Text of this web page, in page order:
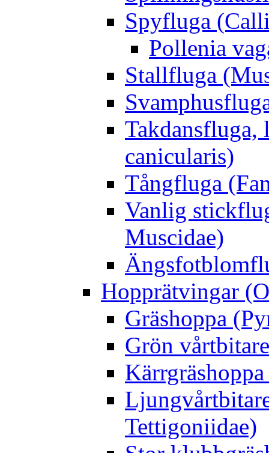
Spyfluga
Pollenia
Stallfluga
Takdansfluga,
canicularis)
Tångfluga
Vanlig
Muscidae)
Hopprätvingar
Gräshoppa
Grön
Tettigoniidae)